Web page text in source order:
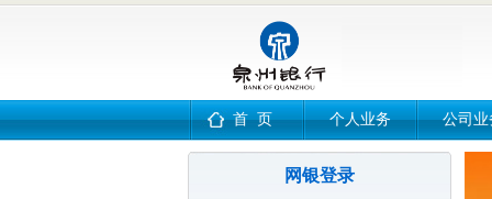
个人业务 公司业
首 页
网银登录